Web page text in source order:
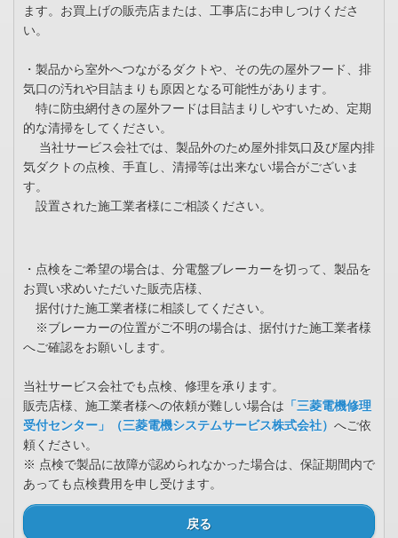
ます。お買上げの販売店または、工事店にお申しつけくださ
い。
・製品から室外へつながるダクトや、その先の屋外フード、排
気口の汚れや目詰まりも原因となる可能性があります。
特に防虫網付きの屋外フードは目詰まりしやすいため、定期
的な清掃をしてください。
当社サービス会社では、製品外のため屋外排気口及び屋内排
気ダクトの点検、手直し、清掃等は出来ない場合がございま
す。
設置された施工業者様にご相談ください。
・点検をご希望の場合は、分電盤ブレーカーを切って、製品を
お買い求めいただいた販売店様、
据付けた施工業者様に相談してください。
※ブレーカーの位置がご不明の場合は、据付けた施工業者様
へご確認をお願いします。
当社サービス会社でも点検、修理を承ります。
販売店様、施工業者様への依頼が難しい場合は 「三菱電機修理
受付センター」（三菱電機システムサービス株式会社） へご依
頼ください。
※ 点検で製品に故障が認められなかった場合は、保証期間内で
あっても点検費用を申し受けます。
戻る